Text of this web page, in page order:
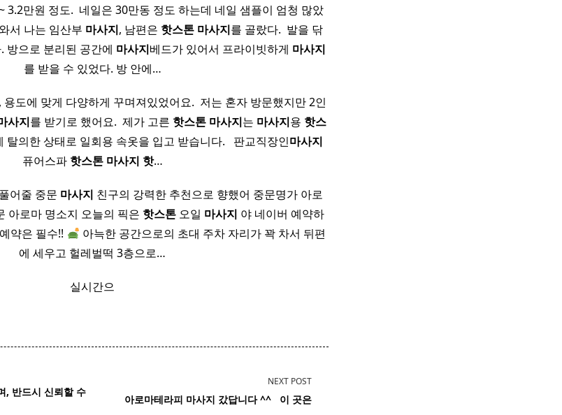
3.2만원 정도. ​ 네일은 30만동 정도 하는데 네일 샘플이 엄청 많았
서 나는 임산부 마사지, 남편은 핫스톤 마사지를 골랐다. ​ 발을 닦
방으로 분리된 공간에 마사지베드가 있어서 프라이빗하게 마사지
를 받을 수 있었다. 방 안에…
도에 맞게 다양하게 꾸며져있었어요. ​ 저는 혼자 방문했지만 2인
사지를 받기로 했어요. ​ 제가 고른 핫스톤 마사지는 마사지용 핫스
탈의한 상태로 일회용 속옷을 입고 받습니다. ​ ​ 판교직장인마사지
퓨어스파 핫스톤 마사지 핫…
어줄 중문 마사지 친구의 강력한 추천으로 향했어 중문명가 아로
아로마 명소지 오늘의 픽은 핫스톤 오일 마사지 야 네이버 예약하
약은 필수!!
아늑한 공간으로의 초대 주차 자리가 꽉 차서 뒤편
에 세우고 헐레벌떡 3층으로…
실시간으
, 반드시 신뢰할 수
NEXT POST
아로마테라피 마사지 갔답니다 ^^ ​ ​ 이 곳은